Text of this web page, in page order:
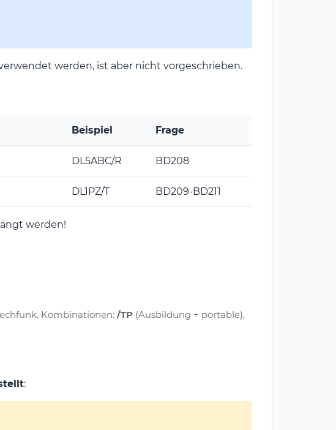
werden, ist aber nicht vorgeschrieben.
Beispiel Frage
DL5ABC/R BD208
DL1PZ/T BD209-BD211
werden!
Kombinationen: /TP (Ausbildung + portable),
: